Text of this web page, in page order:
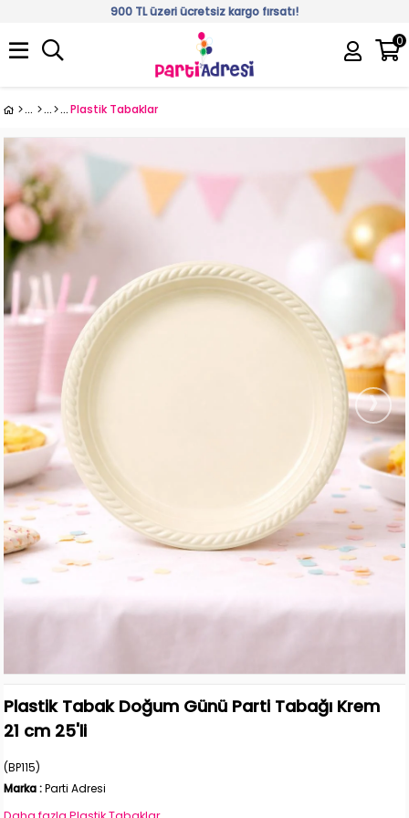
900 TL üzeri ücretsiz kargo fırsatı!
0
Üye Girişi
Plastik Tabaklar
›
Plastik Tabak Doğum Günü Parti Tabağı Krem
21 cm 25'li
(BP115)
Marka : Parti Adresi